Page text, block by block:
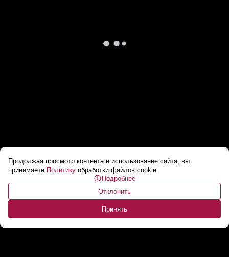
Продолжая просмотр контента и использование сайта, вы
принимаете Политику обработки файлов cookie
Подробнее
Отклонить
Принять
США выделят $500 млн на военные базы в
Польше...